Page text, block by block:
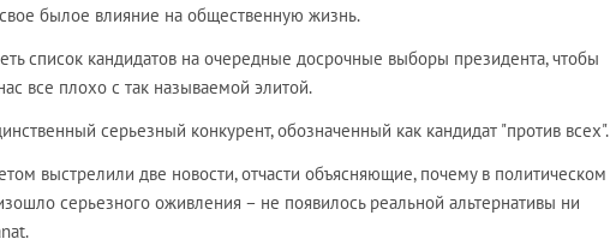
свое былое влияние на общественную жизнь.
список кандидатов на очередные досрочные выборы президента, чтобы
все плохо с так называемой элитой.
серьезный конкурент, обозначенный как кандидат "против всех".
выстрелили две новости, отчасти объясняющие, почему в политическом
серьезного оживления – не появилось реальной альтернативы ни